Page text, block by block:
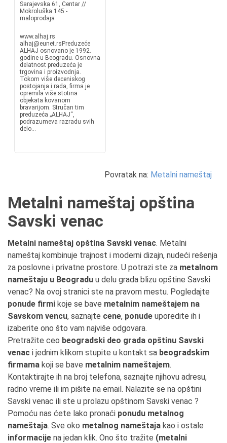
Sarajevska 61, Centar //
Mokroluška 145 -
maloprodaja
www.alhaj.rs
alhaj@eunet.rsPreduzeće
ALHAJ osnovano je 1992.
godine u Beogradu. Osnovna
delatnost preduzeća je
trgovina i proizvodnja.
Tokom više deceniskog
postojanja i rada, firma je
opremila više stotina
objekata kovanom
bravarijom. Stručan tim
preduzeća „ALHAJ“,
podrazumeva razradu svih
delo...
Povratak na: Metalni nameštaj
Metalni nameštaj opština
Savski venac
Metalni nameštaj opština Savski venac. Metalni
nameštaj kombinuje trajnost i moderni dizajn, nudeći rešenja
za poslovne i privatne prostore. U potrazi ste za metalnom
nameštaju u Beogradu u delu grada blizu opštine Savski
venac? Na ovoj stranici ste na pravom mestu. Pogledajte
ponude firmi koje se bave metalnim nameštajem na
Savskom vencu, saznajte cene, ponude uporedite ih i
izaberite ono što vam najviše odgovara.
Pretražite ceo beogradski deo grada opštinu Savski
venac i jednim klikom stupite u kontakt sa beogradskim
firmama koji se bave metalnim nameštajem.
Kontaktirajte ih na broj telefona, saznajte njihovu adresu,
radno vreme ili im pišite na email. Nalazite se na opštini
Savski venac ili ste u prolazu opštinom Savski venac ?
Pomoću nas ćete lako pronaći ponudu metalnog
nameštaja. Sve oko metalnog nameštaja kao i ostale
informacije na jedan klik. Ono što tražite (metalni